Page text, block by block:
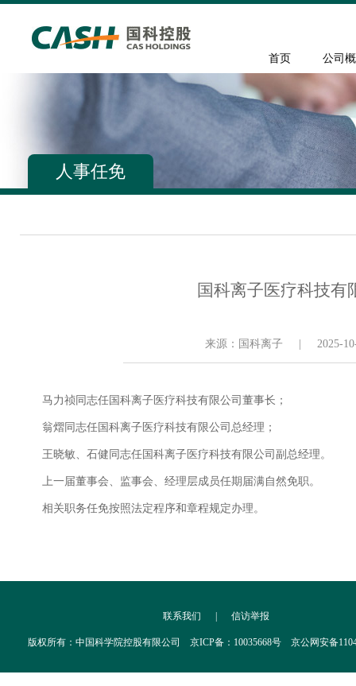
首页 公司
人事任免
国科离子医疗科技
来源：​国科离子 2025-
马力祯同志任国科离子医疗科技有限公司董事长；
翁熠同志任国科离子医疗科技有限公司总经理；
王晓敏、石健同志任国科离子医疗科技有限公司副总经理。
上一届董事会、监事会、经理层成员任期届满自然免职。
相关职务任免按照法定程序和章程规定办理。
联系我们 | 信访举报
版权所有：中国科学院控股有限公司 京ICP备：10035668号 京公网安备